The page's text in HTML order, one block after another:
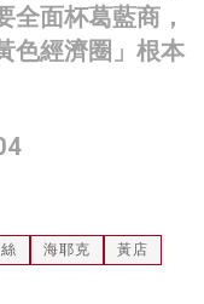
全面杯葛藍商，
色經濟圈」根本
海耶克
黃店